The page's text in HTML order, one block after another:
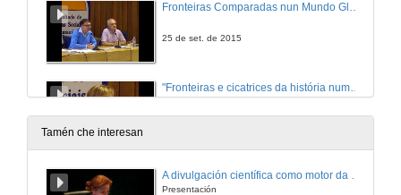
Fronteiras Comparadas nun Mundo Global?: Da Cooperación á non-Cooperación. Asia como caso de estudo. Quenda de cuestións
25 de set. de 2015
25 de set. de 2015
Tamén che interesan
A divulgación científica como motor da actividade de I+D+i
Presentación